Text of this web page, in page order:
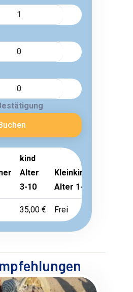
kind
Alter
3-10
Kleinkind
Alter 1-2
35,00 € Frei